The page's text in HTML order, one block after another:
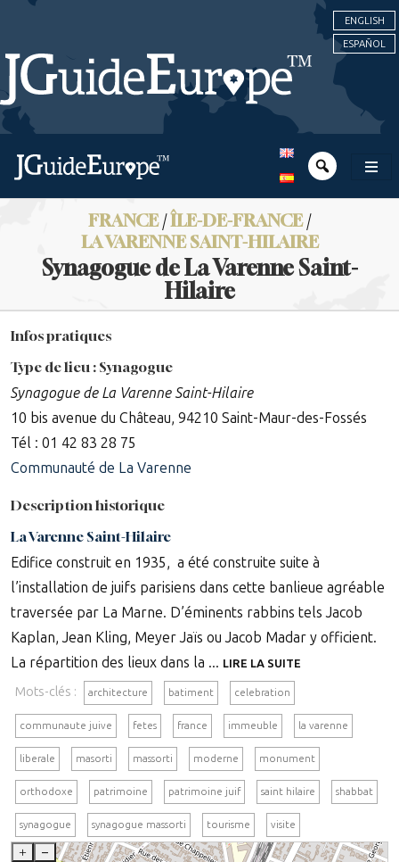
ENGLISH
ESPAÑOL
FRANCE/ÎLE-DE-FRANCE/
LA VARENNE SAINT-HILAIRE
Synagogue de La Varenne Saint-
Hilaire
Infos pratiques
Type de lieu : Synagogue
Synagogue de La Varenne Saint-Hilaire
10 bis avenue du Château, 94210 Saint-Maur-des-Fossés
Tél : 01 42 83 28 75
Communauté de La Varenne
Description historique
La Varenne Saint-Hilaire
Edifice construit en 1935, a été construite suite à
l’installation de juifs parisiens dans cette banlieue agréable
traversée par La Marne. D’éminents rabbins tels Jacob
Kaplan, Jean Kling, Meyer Jaïs ou Jacob Madar y officient.
La répartition des lieux dans la ... LIRE LA SUITE
Mots-clés : architecture batiment celebration
communaute juive fetes france immeuble la varenne
liberale masorti massorti moderne monument
orthodoxe patrimoine patrimoine juif saint hilaire shabbat
synagogue synagogue massorti tourisme visite
+
–